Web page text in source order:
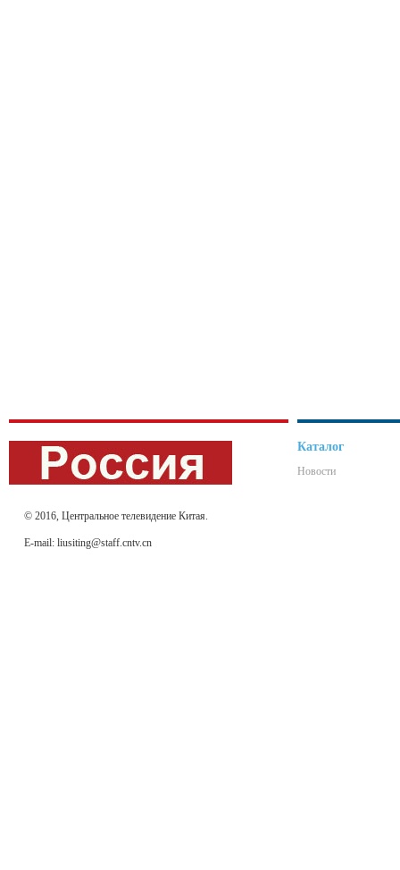
© 2016, Центральное телевидение Китая.
E-mail: liusiting@staff.cntv.cn
Каталог
Новости